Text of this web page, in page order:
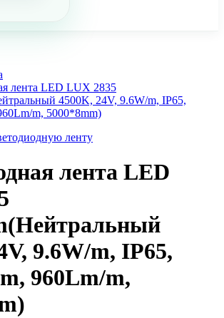
лента LED LUX 2835
4500K, 24V, 9.6W/m, IP65,
m, 5000*8mm)
лента LED
9.6W/m, IP65,
960Lm/m,